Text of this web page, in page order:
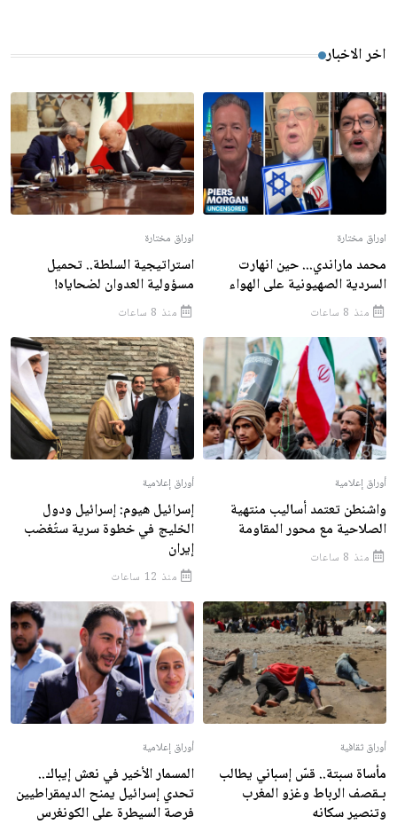
اخر الاخبار
اوراق مختارة
محمد ماراندي... حين انهارت
السردية الصهيونية على الهواء
منذ 8 ساعات
اوراق مختارة
استراتيجية السلطة.. تحميل
مسؤولية العدوان لضحاياه!
منذ 8 ساعات
أوراق إعلامية
واشنطن تعتمد أساليب منتهية
الصلاحية مع محور المقاومة
منذ 8 ساعات
أوراق إعلامية
إسرائيل هيوم: إسرائيل ودول
الخليج في خطوة سرية ستُغضب
إيران
منذ 12 ساعات
أوراق ثقافية
مأساة سبتة.. قسّ إسباني يطالب
بـقصف الرباط وغزو المغرب
وتنصير سكانه
أوراق إعلامية
المسمار الأخير في نعش إيباك..
تحدي إسرائيل يمنح الديمقراطيين
فرصة السيطرة على الكونغرس